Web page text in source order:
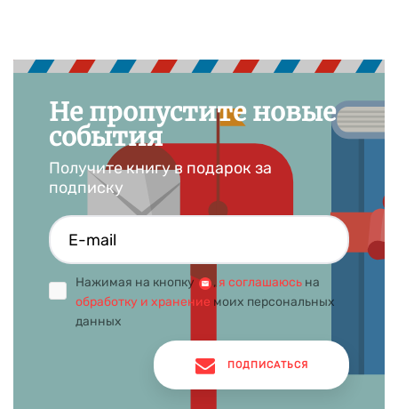
Не пропустите новые
события
Получите книгу в подарок за
подписку
Нажимая на кнопку , я соглашаюсь на
обработку и хранение моих персональных
данных
ПОДПИСАТЬСЯ